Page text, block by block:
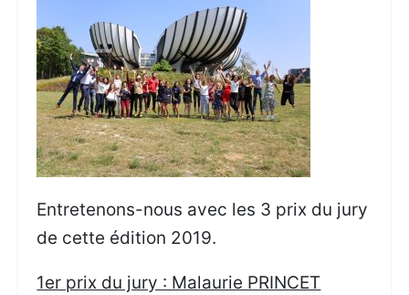
Entretenons-nous avec les 3 prix du jury
de cette édition 2019.
1er prix du jury : Malaurie PRINCET